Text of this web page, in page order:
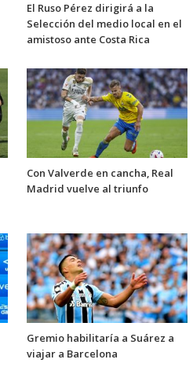
El Ruso Pérez dirigirá a la
Selección del medio local en el
amistoso ante Costa Rica
Con Valverde en cancha, Real
Madrid vuelve al triunfo
Gremio habilitaría a Suárez a
viajar a Barcelona